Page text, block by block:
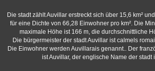
Die stadt zählt Auvillar erstreckt sich über 15,6 km²
für eine Dichte von 66,28 Einwohner pro km². Die
maximale Höhe ist 166 m, die durchschnittliche
Die bürgermeister der stadt Auvillar ist calmels
Die Einwohner werden Auvillarais genannt.. Der
ist Auvillar, der englische Name der stadt